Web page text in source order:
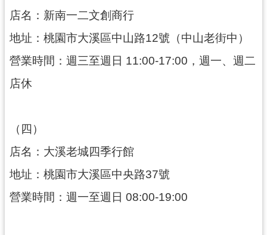
網
站
導
政
桃
園
市
政
府
E
店名：新南一二文創商行
地址：桃園市大溪區中山路12號（中山老街中）
營業時間：週三至週日 11:00-17:00，週一、週二
店休
（四）
店名：大溪老城四季行館
地址：桃園市大溪區中央路37號
營業時間：週一至週日 08:00-19:00